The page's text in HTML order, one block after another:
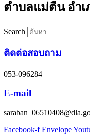
ตำบลแม่ตืน อำ
Search
ติดต่อสอบถาม
053-096284
E-mail
Facebook-f Envelope